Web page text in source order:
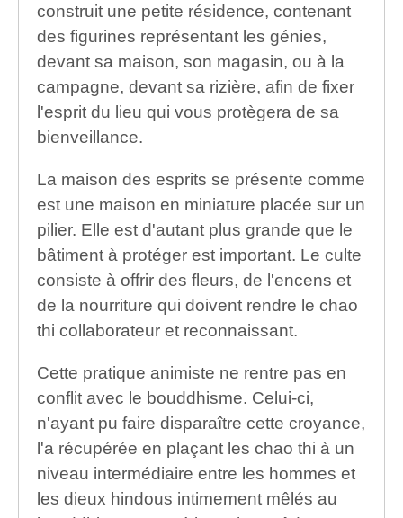
construit une petite résidence, contenant
des figurines représentant les génies,
devant sa maison, son magasin, ou à la
campagne, devant sa rizière, afin de fixer
l'esprit du lieu qui vous protègera de sa
bienveillance.
La maison des esprits se présente comme
est une maison en miniature placée sur un
pilier. Elle est d'autant plus grande que le
bâtiment à protéger est important. Le culte
consiste à offrir des fleurs, de l'encens et
de la nourriture qui doivent rendre le chao
thi collaborateur et reconnaissant.
Cette pratique animiste ne rentre pas en
conflit avec le bouddhisme. Celui-ci,
n'ayant pu faire disparaître cette croyance,
l'a récupérée en plaçant les chao thi à un
niveau intermédiaire entre les hommes et
les dieux hindous intimement mêlés au